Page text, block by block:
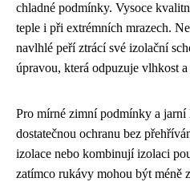
chladné podmínky. Vysoce
teple i při extrémních mrazech.
navlhlé peří ztrácí své izolační
úpravou, která odpuzuje vlhkost
Pro mírné zimní podmínky a
dostatečnou ochranu bez
izolace nebo kombinují izolaci
zatímco rukávy mohou být méně